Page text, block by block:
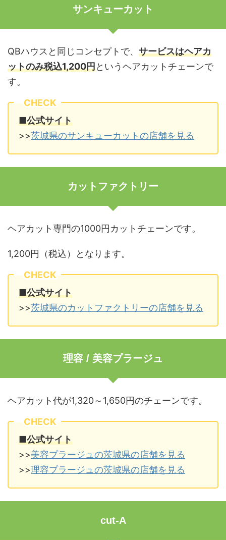
サンキューカット
QBハウスと同じコンセプトで、 サービスはヘアカ
ットのみ税込1,200円というヘアカットチェーンで
す。
CHECK
■公式サイト
>>茨城県のサンキューカットの店舗を見る
カットファクトリー
ヘアカット専門の1000円カットチェーンです。
1,200円（税込）となります。
CHECK
■公式サイト
>>茨城県のカットファクトリーの店舗を見る
理容 / 美容プラージュ
ヘアカット代が1,320～1,650円のチェーンです。
CHECK
■公式サイト
>>美容プラージュの茨城県の店舗を見る
>>理容プラージュの茨城県の店舗を見る
cut-A